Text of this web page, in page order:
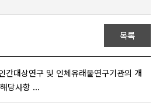
목록
간대상연구 및 인체유래물연구기관의 개
당사항 ...